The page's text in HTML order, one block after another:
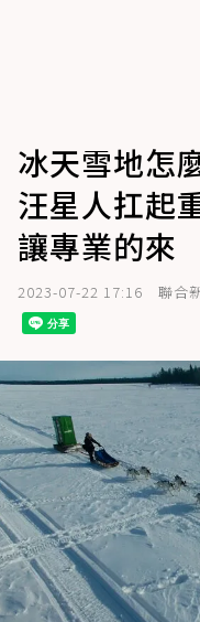
冰天雪地怎
汪星人扛起
讓專業的來
2023-07-22 17:16 聯合